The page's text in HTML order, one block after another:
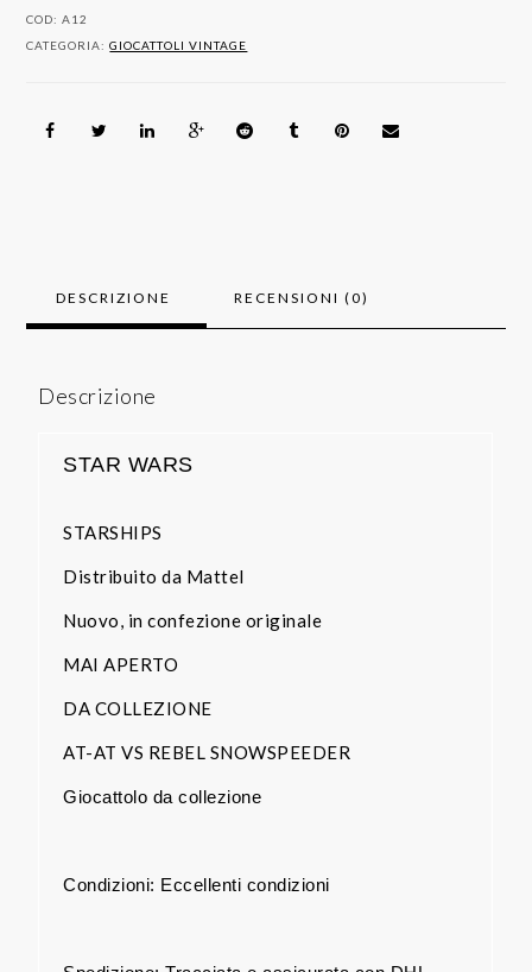
COD:A12
CATEGORIA:GIOCATTOLI VINTAGE
DESCRIZIONE RECENSIONI (0)
Descrizione
STAR WARS
STARSHIPS
Distribuito da Mattel
Nuovo, in confezione originale
MAI APERTO
DA COLLEZIONE
AT-AT VS REBEL SNOWSPEEDER
Giocattolo da collezione
Condizioni: Eccellenti condizioni